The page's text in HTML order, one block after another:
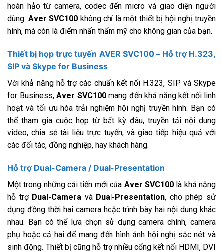
hoàn hảo từ camera, codec đến micro và giao diện người
dùng. Aver SVC100 không chỉ là một thiết bị hội nghị truyền
hình, mà còn là điểm nhấn thẩm mỹ cho không gian của bạn.
Thiết bị họp trực tuyến AVER SVC100 – Hỗ trợ H.323,
SIP và Skype for Business
Với khả năng hỗ trợ các chuẩn kết nối H.323, SIP và Skype
for Business, Aver SVC100mang đến khả năng kết nối linh
hoạt và tối ưu hóa trải nghiệm hội nghị truyền hình. Bạn có
thể tham gia cuộc họp từ bất kỳ đâu, truyền tải nội dung
video, chia sẻ tài liệu trực tuyến, và giao tiếp hiệu quả với
các đối tác, đồng nghiệp, hay khách hàng.
Hỗ trợ Dual-Camera / Dual-Presentation
Một trong những cải tiến mới của Aver SVC100là khả năng
hỗ trợ Dual-Camera và Dual-Presentation, cho phép sử
dụng đồng thời hai camera hoặc trình bày hai nội dung khác
nhau. Bạn có thể lựa chọn sử dụng camera chính, camera
phụ hoặc cả hai để mang đến hình ảnh hội nghị sắc nét và
sinh động. Thiết bị cũng hỗ trợ nhiều cổng kết nối HDMI, DVI